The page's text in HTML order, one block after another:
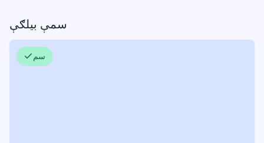
سمې بیلګې
سم